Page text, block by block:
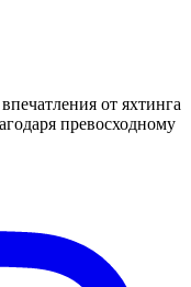
от яхтинга
превосходному